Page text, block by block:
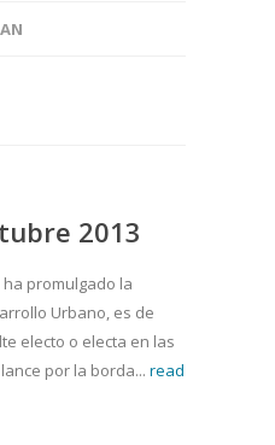
2013
ha promulgado la
Urbano, es de
electo o electa en las
por la borda... read